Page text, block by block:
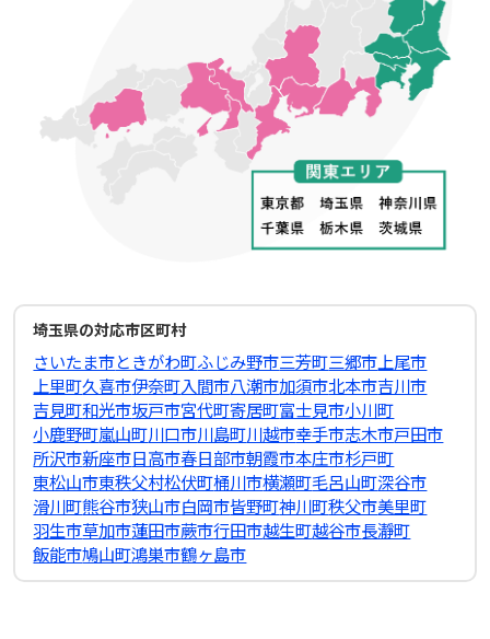
埼玉県の対応市区町村
さいたま市ときがわ町ふじみ野市三芳町三郷市 上尾市
上里町久喜市伊奈町入間市八潮市加須市北本市吉川市
吉見町和光市坂戸市宮代町寄居町富士見市小川町
小鹿野町嵐山町川口市川島町川越市幸手市志木市戸田市
所沢市新座市日高市春日部市朝霞市本庄市杉戸町
東松山市東秩父村松伏町桶川市横瀬町毛呂山町深谷市
滑川町熊谷市狭山市白岡市皆野町神川町秩父市美里町
羽生市草加市蓮田市蕨市行田市越生町越谷市長瀞町
飯能市鳩山町鴻巣市鶴ヶ島市